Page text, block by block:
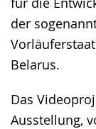
der
Belarus.
Das
Ausstellung,